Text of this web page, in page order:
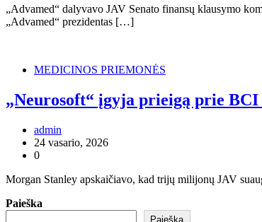
„Advamed“ dalyvavo JAV Senato finansų klausymo
„Advamed“ prezidentas […]
MEDICINOS PRIEMONĖS
„Neurosoft“ įgyja prieigą prie BCI
admin
24 vasario, 2026
0
Morgan Stanley apskaičiavo, kad trijų milijonų JAV
Paieška
Paieška